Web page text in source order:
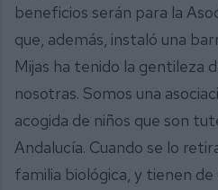
beneficios serán para la
que, además, instaló una
Mijas ha tenido la gentileza
nosotras. Somos una
acogida de niños que son
Andalucía. Cuando se lo
familia biológica, y tienen